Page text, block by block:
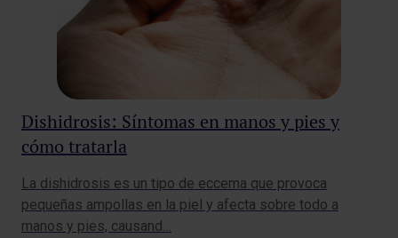
Dishidrosis: Síntomas en manos y pies y
cómo tratarla
La dishidrosis es un tipo de eccema que provoca
pequeñas ampollas en la piel y afecta sobre todo a
manos y pies, causand…